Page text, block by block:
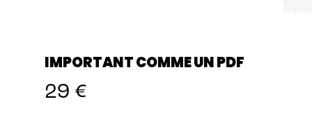
IMPORTANT COMME UN PDF
29 €